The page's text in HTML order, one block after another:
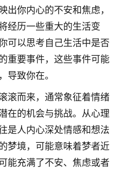
出你内心的不安和焦虑，
经历一些重大的生活变
可以思考自己生活中是否
重要事件，这些事件可能
导致你在。
滚而来，通常象征着情绪
在的机会与挑战。从心理
是人内心深处情感和想法
梦境，可能意味着梦者近
能充满了不安、焦虑或者
没有人给个联系方式的啊？
信：gjsy0624
12
15
我想给我奶奶做超度，她今年